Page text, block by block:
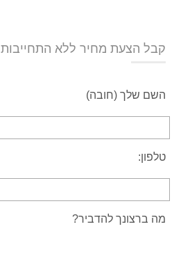
קבל הצעת מחיר ללא התחייבות
השם שלך (חובה)
טלפון:
מה ברצונך להדביר?